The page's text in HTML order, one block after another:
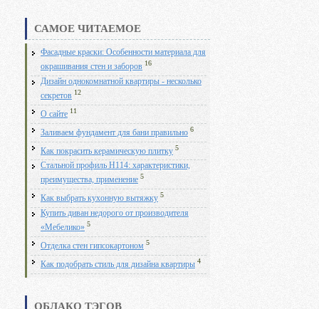
САМОЕ ЧИТАЕМОЕ
Фасадные краски: Особенности материала для
окрашивания стен и заборов 16
Дизайн однокомнатной квартиры - несколько
секретов 12
О сайте 11
Заливаем фундамент для бани правильно 6
Как покрасить керамическую плитку 5
Стальной профиль Н114: характеристики,
преимущества, применение 5
Как выбрать кухонную вытяжку 5
Купить диван недорого от производителя
«Мебелико» 5
Отделка стен гипсокартоном 5
Как подобрать стиль для дизайна квартиры 4
ОБЛАКО ТЭГОВ